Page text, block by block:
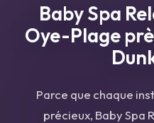
Baby Spa
Oye-Plage
Parce que chaque
précieux, Baby Spa